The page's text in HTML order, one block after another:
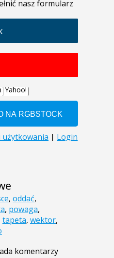
, oddać,
, powaga,
tapeta, wektor,
komentarzy